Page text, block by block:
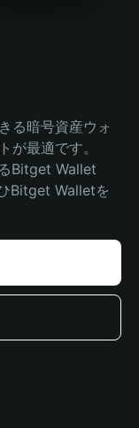
る暗号資産ウォ
が最適です。
Bitget Wallet
Bitget Walletを